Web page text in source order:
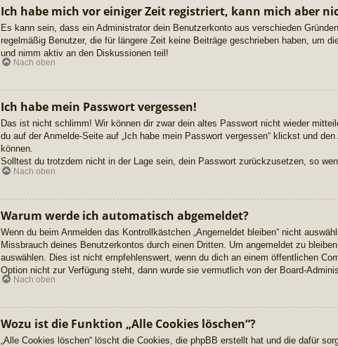
Ich habe mich vor einiger Zeit registriert, kann mich aber
Es kann sein, dass ein Administrator dein Benutzerkonto aus verschieden
regelmäßig Benutzer, die für längere Zeit keine Beiträge geschrieben haben, um
und nimm aktiv an den Diskussionen teil!
Nach oben
Ich habe mein Passwort vergessen!
Das ist nicht schlimm! Wir können dir zwar dein altes Passwort nicht wieder
du auf der Anmelde-Seite auf „Ich habe mein Passwort vergessen“ klickst und
können.
Solltest du trotzdem nicht in der Lage sein, dein Passwort zurückzusetzen, so
Nach oben
Warum werde ich automatisch abgemeldet?
Wenn du beim Anmelden das Kontrollkästchen „Angemeldet bleiben“ nicht
Missbrauch deines Benutzerkontos durch einen Dritten. Um angemeldet zu
auswählen. Dies ist nicht empfehlenswert, wenn du dich an einem öffentlichen
Option nicht zur Verfügung steht, dann wurde sie vermutlich von der Board-
Nach oben
Wozu ist die Funktion „Alle Cookies löschen“?
„Alle Cookies löschen“ löscht die Cookies, die phpBB erstellt hat und die dafür